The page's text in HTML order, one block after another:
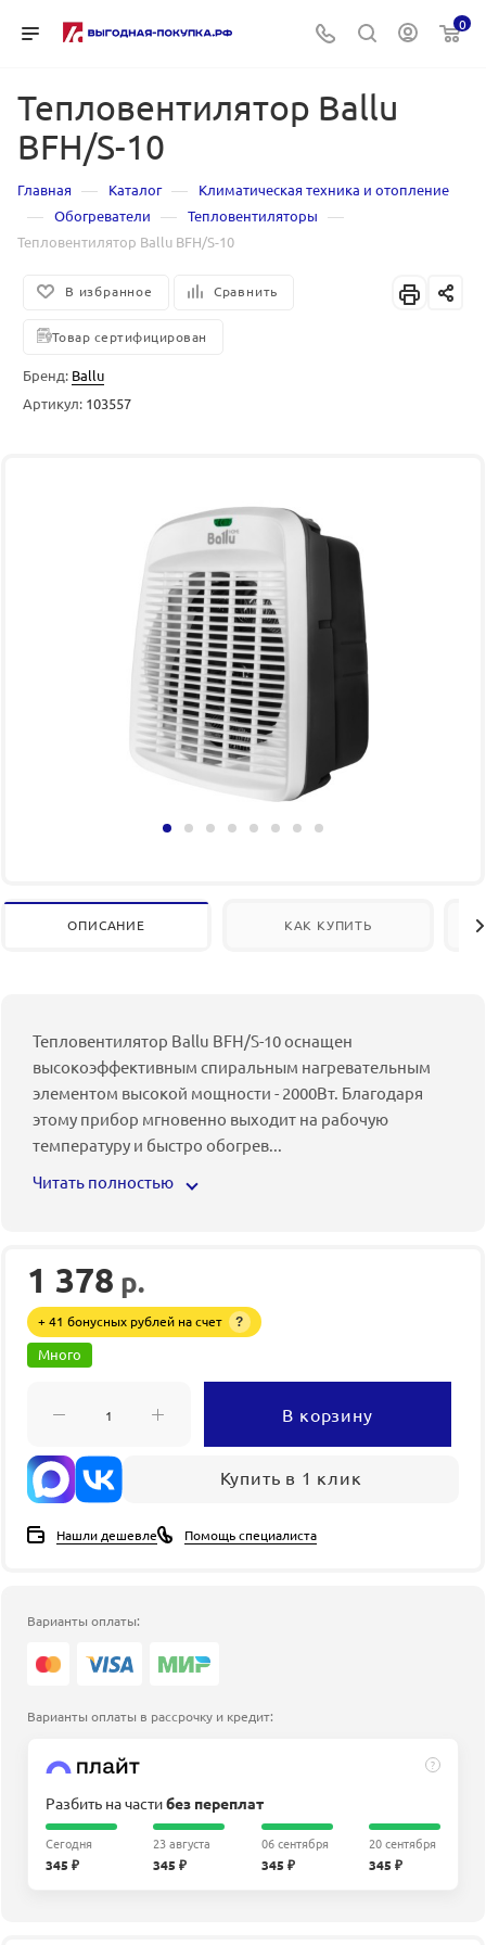
0
Тепловентилятор Ballu
BFH/S-10
Главная — Каталог — Климатическая техника и отопление
— Обогреватели — Тепловентиляторы —
Тепловентилятор Ballu BFH/S-10
В избранное Сравнить
Товар сертифицирован
Бренд: Ballu
Артикул: 103557
ОПИСАНИЕ КАК КУПИТЬ
Тепловентилятор Ballu BFH/S-10 оснащен
высокоэффективным спиральным нагревательным
элементом высокой мощности - 2000Вт. Благодаря
этому прибор мгновенно выходит на рабочую
температуру и быстро обогрев...
Читать полностью
1 378 р.
+ 41 бонусных рублей на счет ?
Много
В корзину
Купить в 1 клик
Нашли дешевле Помощь специалиста
Варианты оплаты:
Варианты оплаты в рассрочку и кредит:
?
Разбить на частибез переплат
Сегодня
345 ₽
23 августа
345 ₽
06 сентября
345 ₽
20 сентября
345 ₽